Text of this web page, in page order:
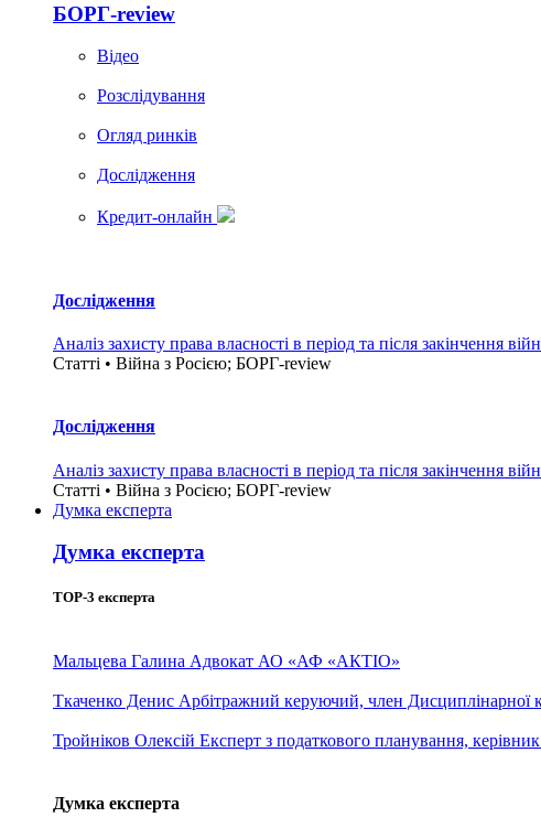
БОРГ-review
Вiдео
Розслідування
Огляд ринків
Дослідження
Кредит-онлайн
Дослідження
Аналіз захисту права власності в період та після закінчення
Статті • Війна з Росією; БОРГ-review
Дослідження
Аналіз захисту права власності в період та після закінчення
Статті • Війна з Росією; БОРГ-review
Думка експерта
Думка експерта
TOP-3 експерта
Мальцева Галина Адвокат АО «АФ «АКТІО»
Ткаченко Денис Арбітражний керуючий, член Дисциплінарної
Тройніков Олексій Експерт з податкового планування,
Думка експерта